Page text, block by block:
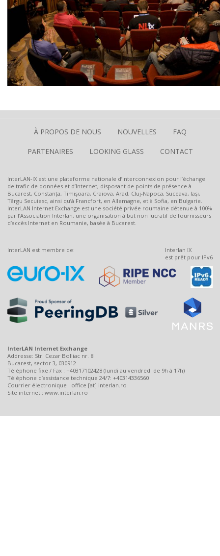
À PROPOS DE NOUS NOUVELLES FAQ
PARTENAIRES LOOKING GLASS CONTACT
InterLAN-IX est une plateforme nationale d’interconnexion pour l’échange
de trafic de données et d’Internet, disposant de points de présence à
Bucarest, Constanța, Timișoara, Craiova, Arad, Cluj-Napoca, Suceava, Iași,
Târgu Secuiesc, ainsi qu’à Francfort, en Allemagne, et à Sofia, en Bulgarie.
InterLAN Internet Exchange est une société privée roumaine détenue à 100%
par l’Association Interlan, une organisation à but non lucratif de fournisseurs
d’accès Internet en Roumanie, basée à Bucarest.
InterLAN est membre de:
Interlan IX
est prêt pour IPv6
InterLAN Internet Exchange
Addresse: Str. Cezar Bolliac nr. 8
Bucarest, sector 3, 030912
Téléphone fixe / Fax : +40317102428 (lundi au vendredi de 9h à 17h)
Téléphone d’assistance technique 24/7: +40314336560
Courrier électronique : office [at] interlan.ro
Site internet : www.interlan.ro